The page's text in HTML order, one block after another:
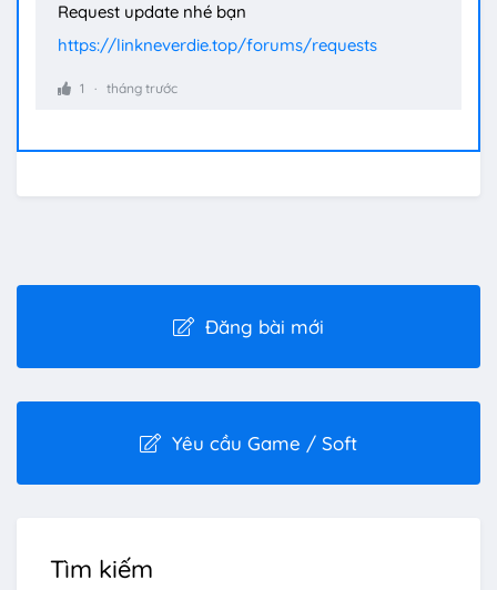
Request update nhé bạn
https://linkneverdie.top/forums/requests
1 tháng trước
Đăng bài mới
Yêu cầu Game / Soft
Tìm kiếm